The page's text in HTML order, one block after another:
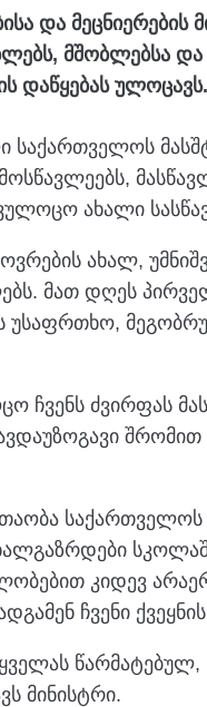
და მეცნიერების
მშობლებსა
დაწყებას ულოცავს.
საქართველოს
ახალი
ახალ,
მათ დღეს
ჩვენს ძვირფას
შრომით
საქართველოს
კიდევ
ჩვენი
წარმატებულ,
მინისტრი.